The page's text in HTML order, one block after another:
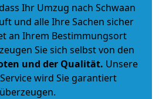
Ihr Umzug nach Schwaan
und alle Ihre Sachen sicher
an Ihrem Bestimmungsort
Sie sich selbst von den
und der Qualität. Unsere
wird Sie garantiert
überzeugen.